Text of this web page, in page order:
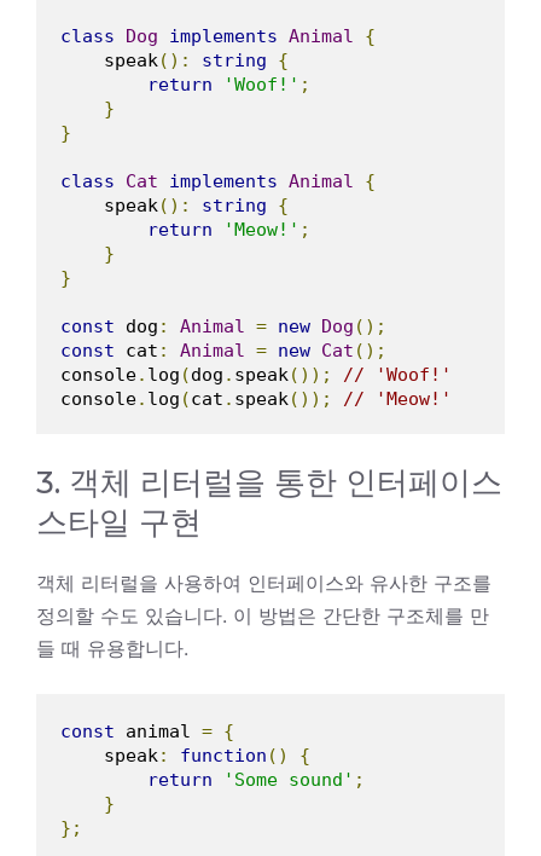
class Dog implements Animal
{
    speak
(): string
{
return
'Woof!' ;
}
}
class Cat implements Animal
{
    speak
(): string
{
return
'Meow!' ;
}
}
const dog : Animal = new Dog ();
const cat : Animal = new Cat ();
console. log (dog . speak ());
// 'Woof!'
console. log (cat . speak ()); // 'Meow!'
3. 객체 리터럴을 통한 인터페이스
스타일 구현
객체 리터럴을 사용하여 인터페이스와 유사한 구조를
정의할 수도 있습니다. 이 방법은 간단한 구조체를 만
들 때 유용합니다.
const animal = {
    speak
: function ()
{
return
'Some sound' ;
}
};